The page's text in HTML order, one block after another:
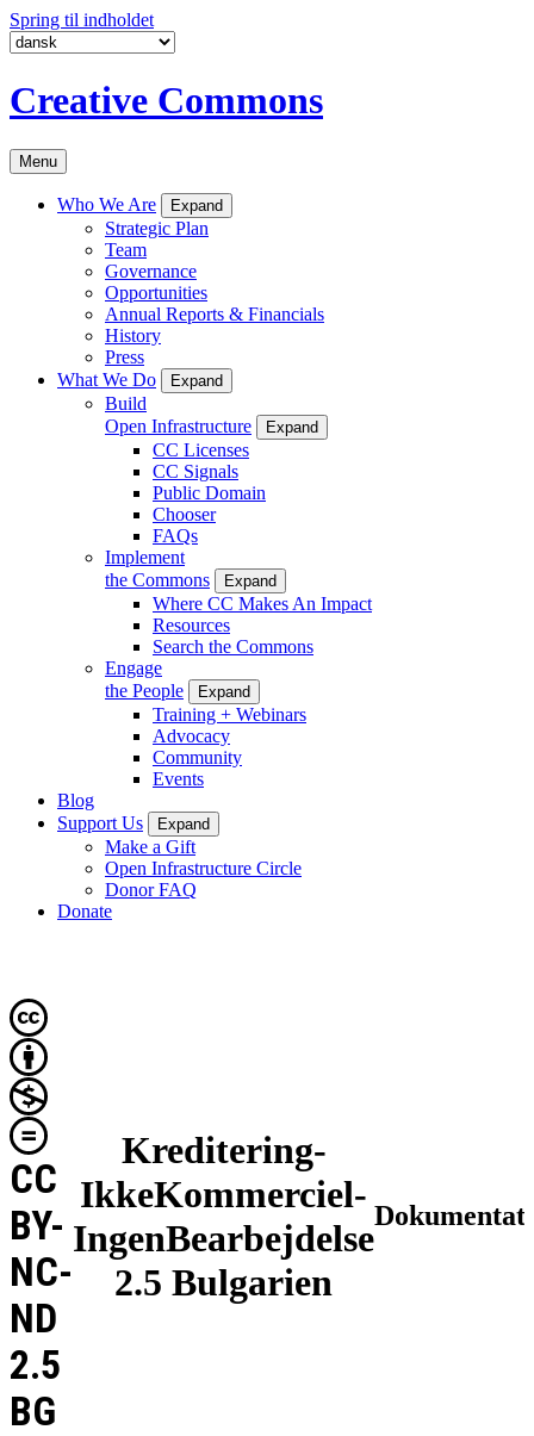
Spring til indholdet
Creative Commons
Menu
Who We Are Expand
Strategic Plan
Team
Governance
Opportunities
Annual Reports & Financials
History
Press
What We Do
Expand
Build
Open Infrastructure
Expand
CC Licenses
CC Signals
Public Domain
Chooser
FAQs
Implement
the Commons
Expand
Where CC Makes An Impact
Resources
Search the Commons
Engage
the People
Expand
Training + Webinars
Advocacy
Community
Events
Blog
Support Us
Expand
Make a Gift
Open Infrastructure Circle
Donor FAQ
Donate
Kreditering-
IkkeKommerciel-
IngenBearbejdelse
2.5 Bulgarien
CC
BY-
NC-
ND
2.5
BG